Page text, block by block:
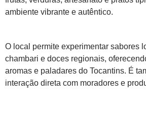
ambiente vibrante e autêntico.
O local permite experimentar sabores
chambari e doces regionais,
aromas e paladares do Tocantins. É
interação direta com moradores e